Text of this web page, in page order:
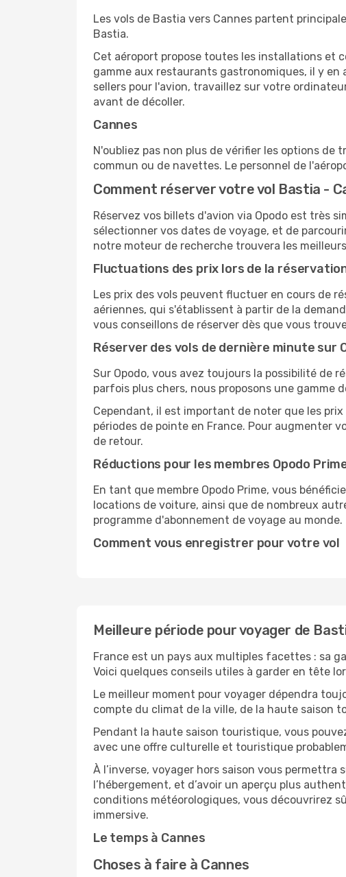
Les vols de Bastia vers Cannes partent
Bastia.
Cet aéroport propose toutes les installations et
gamme aux restaurants gastronomiques, il y
sellers pour l'avion, travaillez sur votre
avant de décoller.
Cannes
N'oubliez pas non plus de vérifier les options
commun ou de navettes. Le personnel de
Comment réserver votre vol Bastia -
Réservez vos billets d'avion via Opodo est très
sélectionner vos dates de voyage, et de
notre moteur de recherche trouvera les
Fluctuations des prix lors de la
Les prix des vols peuvent fluctuer en cours de
aériennes, qui s'établissent à partir de la
vous conseillons de réserver dès que vous
Réserver des vols de dernière minute sur
Sur Opodo, vous avez toujours la possibilité de
parfois plus chers, nous proposons une gamme
Cependant, il est important de noter que les
périodes de pointe en France. Pour augmenter
de retour.
Réductions pour les membres Opodo
En tant que membre Opodo Prime, vous
locations de voiture, ainsi que de nombreux
programme d'abonnement de voyage au monde.
Comment vous enregistrer pour votre vol
Meilleure période pour voyager de
France est un pays aux multiples facettes : sa
Voici quelques conseils utiles à garder en tête
Le meilleur moment pour voyager dépendra
compte du climat de la ville, de la haute saison
Pendant la haute saison touristique, vous
avec une offre culturelle et touristique
À l’inverse, voyager hors saison vous
l’hébergement, et d’avoir un aperçu plus
conditions météorologiques, vous découvrirez
immersive.
Le temps à Cannes
Choses à faire à Cannes